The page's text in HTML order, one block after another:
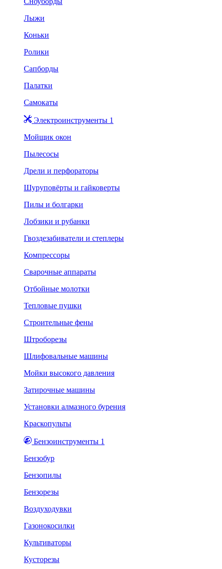
Лыжи
Коньки
Ролики
Сапборды
Палатки
Самокаты
Электроинструменты 1
Мойщик окон
Пылесосы
Дрели и перфораторы
Шуруповёрты и гайковерты
Пилы и болгарки
Лобзики и рубанки
Гвоздезабиватели и степлеры
Компрессоры
Сварочные аппараты
Отбойные молотки
Тепловые пушки
Строительные фены
Штроборезы
Шлифовальные машины
Мойки высокого давления
Затирочные машины
Установки алмазного бурения
Краскопульты
Бензоинструменты 1
Бензобур
Бензопилы
Бензорезы
Воздуходувки
Газонокосилки
Культиваторы
Кусторезы